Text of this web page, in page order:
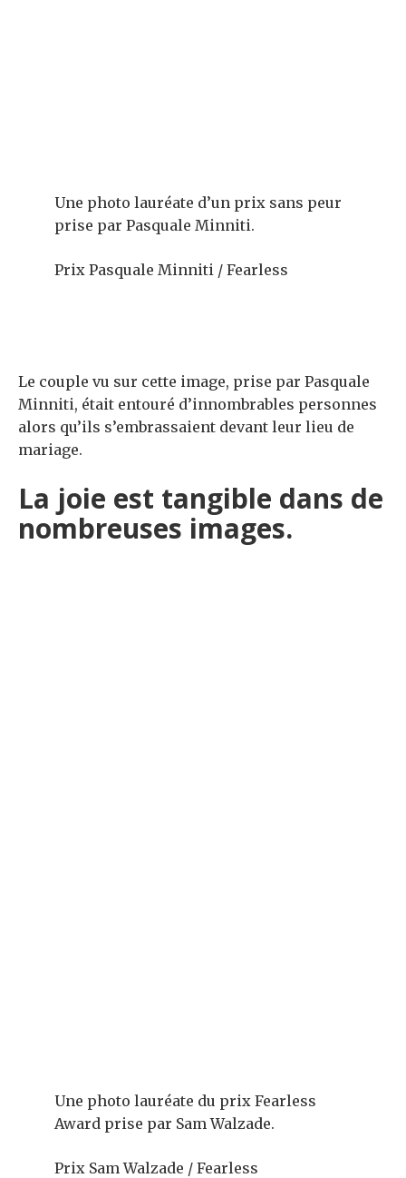
Une photo lauréate d’un prix sans peur
prise par Pasquale Minniti.
Prix ​​Pasquale Minniti / Fearless
Le couple vu sur cette image, prise par Pasquale
Minniti, était entouré d’innombrables personnes
alors qu’ils s’embrassaient devant leur lieu de
mariage.
La joie est tangible dans de
nombreuses images.
Une photo lauréate du prix Fearless
Award prise par Sam Walzade.
Prix ​​Sam Walzade / Fearless